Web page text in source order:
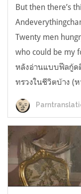
But then there’s
Twenty men
who could be my
หลังอ่านแบบฟีลกู้ด
ทรวงในชีวิตบ้าง (ห